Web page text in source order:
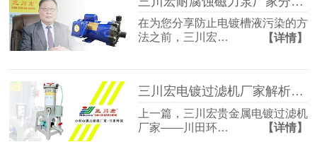
在为您分享防止电镀槽液污染的方
法之前，三川宏…
【详情】
三川宏电镀过滤机厂家解析电刷镀技术工艺流程
上一篇，三川宏贵金属电镀过滤机
厂家——川田环…
【详情】